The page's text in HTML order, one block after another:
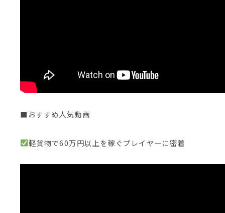
■おすすめ人気動画
軽貨物で60万円以上を稼ぐプレイヤーに密着